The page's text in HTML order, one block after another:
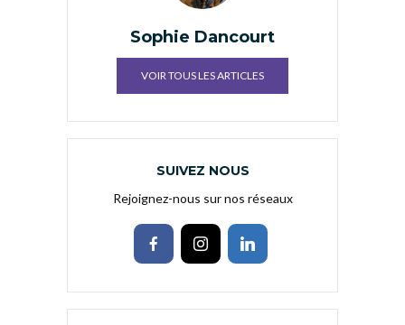
Sophie Dancourt
VOIR TOUS LES ARTICLES
SUIVEZ NOUS
Rejoignez-nous sur nos réseaux